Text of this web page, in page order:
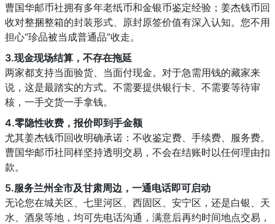
曹国华邮币社拥有多年老纸币和金银币鉴定经验；姜杰钱币回
收对整捆整箱的封装形式、原封原签价值有深入认知。您不用
担心“珍品被当成普通品”收走。
3.现金现场结算，不存在拖延
两家都支持当面验货、当面付现金。对于急需用钱的藏家来
说，这是最踏实的方式。不需要提供银行卡、不需要等待审
核，一手交货一手拿钱。
4.零隐性收费，报价即到手金额
尤其姜杰钱币回收明确承诺：不收鉴定费、手续费、服务费。
曹国华邮币社同样坚持透明交易，不会在结账时以任何理由扣
款。
5.服务兰州全市及甘肃周边，一通电话即可启动
无论您在城关区、七里河区、西固区、安宁区，还是白银、天
水、酒泉等地，均可先电话沟通，满意后再约时间地点交易，